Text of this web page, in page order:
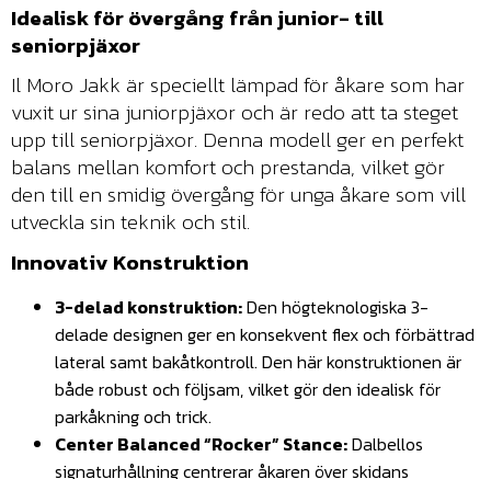
Idealisk för övergång från junior- till
seniorpjäxor
Il Moro Jakk är speciellt lämpad för åkare som har
vuxit ur sina juniorpjäxor och är redo att ta steget
upp till seniorpjäxor. Denna modell ger en perfekt
balans mellan komfort och prestanda, vilket gör
den till en smidig övergång för unga åkare som vill
utveckla sin teknik och stil.
Innovativ Konstruktion
3-delad konstruktion:Den högteknologiska 3-
delade designen ger en konsekvent flex och förbättrad
lateral samt bakåtkontroll. Den här konstruktionen är
både robust och följsam, vilket gör den idealisk för
parkåkning och trick.
Center Balanced “Rocker” Stance:Dalbellos
signaturhållning centrerar åkaren över skidans